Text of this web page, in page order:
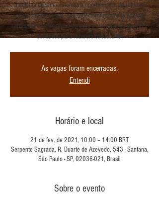
medicina do tambor, temos a oportunidade de retomar
nosso ritmo pessoal, nos conectarmos com as nossas
raízes, dar voz ao nosso coração e convocar os espíritos
benéficos para rezarem conosco!❤️
As vagas foram encerradas.
Entendi
Horário e local
21 de fev. de 2021, 10:00 – 14:00 BRT
Serpente Sagrada, R. Duarte de Azevedo, 543 - Santana,
São Paulo - SP, 02036-021, Brasil
Sobre o evento